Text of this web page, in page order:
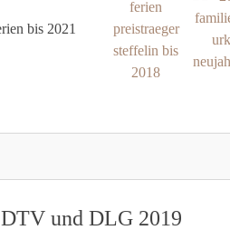
DTV und DLG 2019